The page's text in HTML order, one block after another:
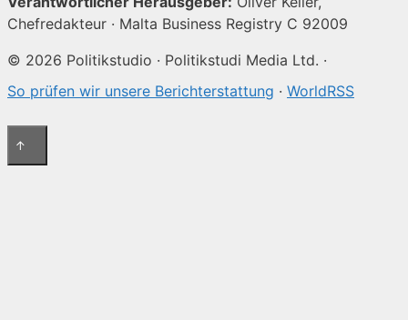
Chefredakteur · Malta Business Registry C 92009
© 2026 Politikstudio · Politikstudi Media Ltd. ·
So prüfen wir unsere Berichterstattung · WorldRSS
↑